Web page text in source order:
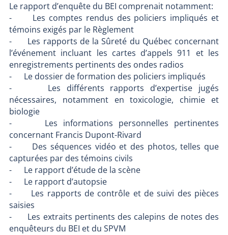
Le rapport d’enquête du BEI comprenait notamment:
- Les comptes rendus des policiers impliqués et
témoins exigés par le Règlement
- Les rapports de la Sûreté du Québec concernant
l’événement incluant les cartes d’appels 911 et les
enregistrements pertinents des ondes radios
- Le dossier de formation des policiers impliqués
- Les différents rapports d’expertise jugés
nécessaires, notamment en toxicologie, chimie et
biologie
- Les informations personnelles pertinentes
concernant Francis Dupont-Rivard
- Des séquences vidéo et des photos, telles que
capturées par des témoins civils
- Le rapport d’étude de la scène
- Le rapport d’autopsie
- Les rapports de contrôle et de suivi des pièces
saisies
- Les extraits pertinents des calepins de notes des
enquêteurs du BEI et du SPVM